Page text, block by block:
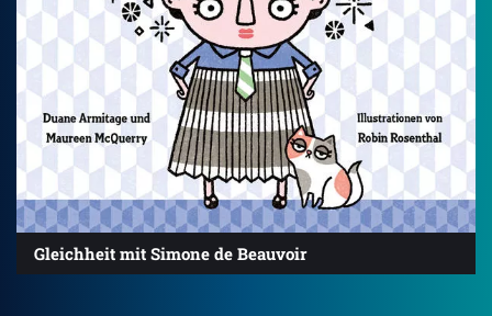
Gleichheit mit Simone de Beauvoir